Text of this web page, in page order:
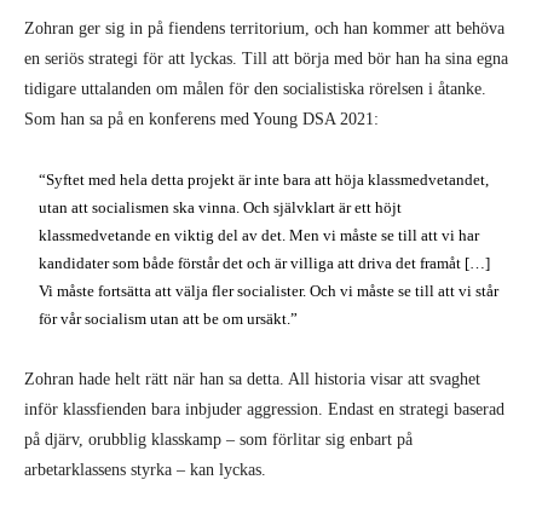
Zohran ger sig in på fiendens territorium, och han kommer att behöva
en seriös strategi för att lyckas. Till att börja med bör han ha sina egna
tidigare uttalanden om målen för den socialistiska rörelsen i åtanke.
Som han sa på en konferens med Young DSA 2021:
“Syftet med hela detta projekt är inte bara att höja klassmedvetandet,
utan att socialismen ska vinna. Och självklart är ett höjt
klassmedvetande en viktig del av det. Men vi måste se till att vi har
kandidater som både förstår det och är villiga att driva det framåt […]
Vi måste fortsätta att välja fler socialister. Och vi måste se till att vi står
för vår socialism utan att be om ursäkt.”
Zohran hade helt rätt när han sa detta. All historia visar att svaghet
inför klassfienden bara inbjuder aggression. Endast en strategi baserad
på djärv, orubblig klasskamp – som förlitar sig enbart på
arbetarklassens styrka – kan lyckas.